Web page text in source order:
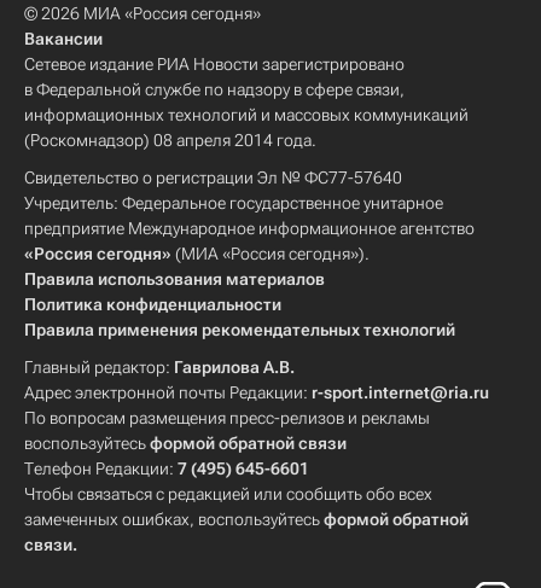
© 2026 МИА «Россия сегодня»
Вакансии
Сетевое издание РИА Новости зарегистрировано
в Федеральной службе по надзору в сфере связи,
информационных технологий и массовых коммуникаций
(Роскомнадзор) 08 апреля 2014 года.
Свидетельство о регистрации Эл № ФС77-57640
Учредитель: Федеральное государственное унитарное
предприятие Международное информационное агентство
«Россия сегодня» (МИА «Россия сегодня»).
Правила использования материалов
Политика конфиденциальности
Правила применения рекомендательных технологий
Главный редактор: Гаврилова А.В.
Адрес электронной почты Редакции: r-sport.internet@ria.ru
По вопросам размещения пресс-релизов и рекламы
воспользуйтесьформой обратной связи
Телефон Редакции: 7 (495) 645-6601
Чтобы связаться с редакцией или сообщить обо всех
замеченных ошибках, воспользуйтесьформой обратной
связи.